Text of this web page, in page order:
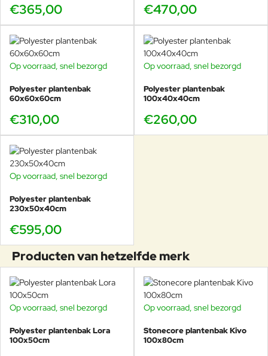
€365,00 €470,00
Op voorraad, snel bezorgd
Polyester plantenbak
60x60x60cm
€310,00
Op voorraad, snel bezorgd
Polyester plantenbak
100x40x40cm
€260,00
Op voorraad, snel bezorgd
Polyester plantenbak
230x50x40cm
€595,00
Producten van hetzelfde merk
Op voorraad, snel bezorgd
Polyester plantenbak Lora
100x50cm
Op voorraad, snel bezorgd
Stonecore plantenbak Kivo
100x80cm